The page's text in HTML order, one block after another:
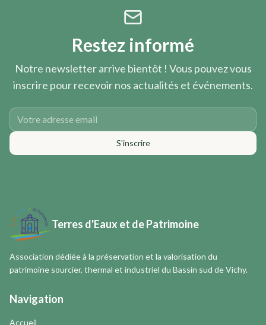
Restez informé
Notre newsletter arrive bientôt ! Vous pouvez vous
inscrire pour recevoir nos actualités et événements.
S'inscrire
Terres d'Eaux et de Patrimoine
Association dédiée à la préservation et la valorisation du
patrimoine sourcier, thermal et industriel du Bassin sud de Vichy.
Navigation
Accueil